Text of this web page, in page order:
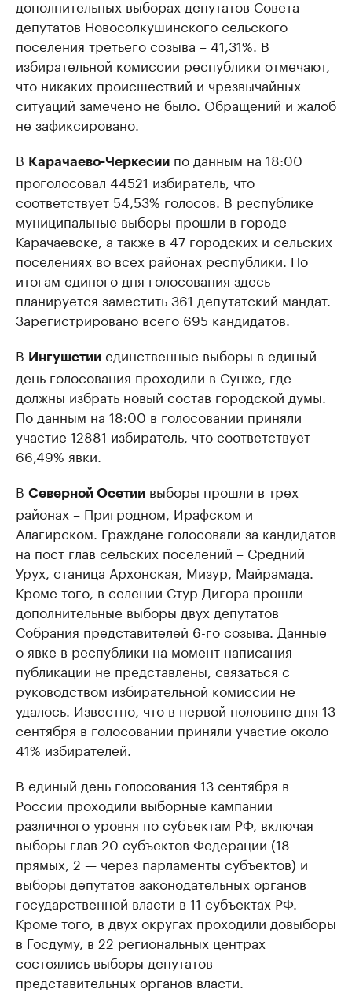
дополнительных выборах депутатов Совета
депутатов Новосолкушинского сельского
поселения третьего созыва – 41,31%. В
избирательной комиссии республики отмечают,
что никаких происшествий и чрезвычайных
ситуаций замечено не было. Обращений и жалоб
не зафиксировано.
В Карачаево-Черкесии по данным на 18:00
проголосовал 44521 избиратель, что
соответствует 54,53% голосов. В республике
муниципальные выборы прошли в городе
Карачаевске, а также в 47 городских и сельских
поселениях во всех районах республики. По
итогам единого дня голосования здесь
планируется заместить 361 депутатский мандат.
Зарегистрировано всего 695 кандидатов.
В Ингушетии единственные выборы в единый
день голосования проходили в Сунже, где
должны избрать новый состав городской думы.
По данным на 18:00 в голосовании приняли
участие 12881 избиратель, что соответствует
66,49% явки.
В Северной Осетии выборы прошли в трех
районах – Пригродном, Ирафском и
Алагирском. Граждане голосовали за кандидатов
на пост глав сельских поселений – Средний
Урух, станица Архонская, Мизур, Майрамада.
Кроме того, в селении Стур Дигора прошли
дополнительные выборы двух депутатов
Собрания представителей 6-го созыва. Данные
о явке в республики на момент написания
публикации не представлены, связаться с
руководством избирательной комиссии не
удалось. Известно, что в первой половине дня 13
сентября в голосовании приняли участие около
41% избирателей.
В единый день голосования 13 сентября в
России проходили выборные кампании
различного уровня по субъектам РФ, включая
выборы глав 20 субъектов Федерации (18
прямых, 2 — через парламенты субъектов) и
выборы депутатов законодательных органов
государственной власти в 11 субъектах РФ.
Кроме того, в двух округах проходили довыборы
в Госдуму, в 22 региональных центрах
состоялись выборы депутатов
представительных органов власти.